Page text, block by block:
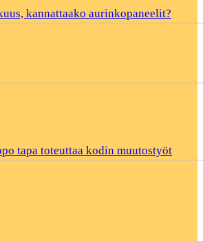
kannattaako aurinkopaneelit?
tapa toteuttaa kodin muutostyöt